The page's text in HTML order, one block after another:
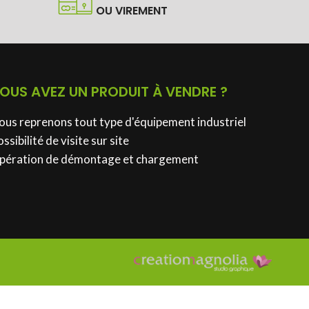
OU VIREMENT
AVEZ UN PRODUIT À VENDRE ?
reprenons tout type d'équipement industriel
de visite sur site
de démontage et chargement